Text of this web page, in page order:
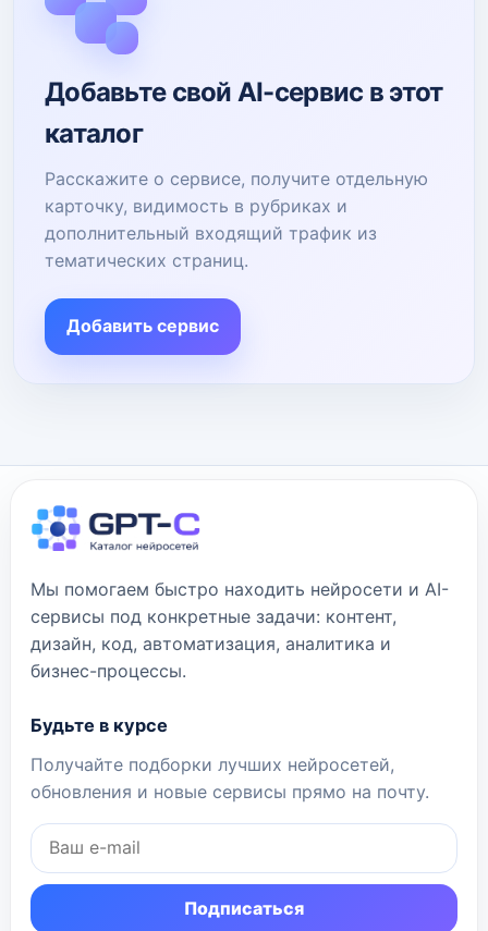
Добавьте свой AI-сервис в этот
каталог
Расскажите о сервисе, получите отдельную
карточку, видимость в рубриках и
дополнительный входящий трафик из
тематических страниц.
Добавить сервис
Мы помогаем быстро находить нейросети и AI-
сервисы под конкретные задачи: контент,
дизайн, код, автоматизация, аналитика и
бизнес-процессы.
Будьте в курсе
Получайте подборки лучших нейросетей,
обновления и новые сервисы прямо на почту.
Подписаться